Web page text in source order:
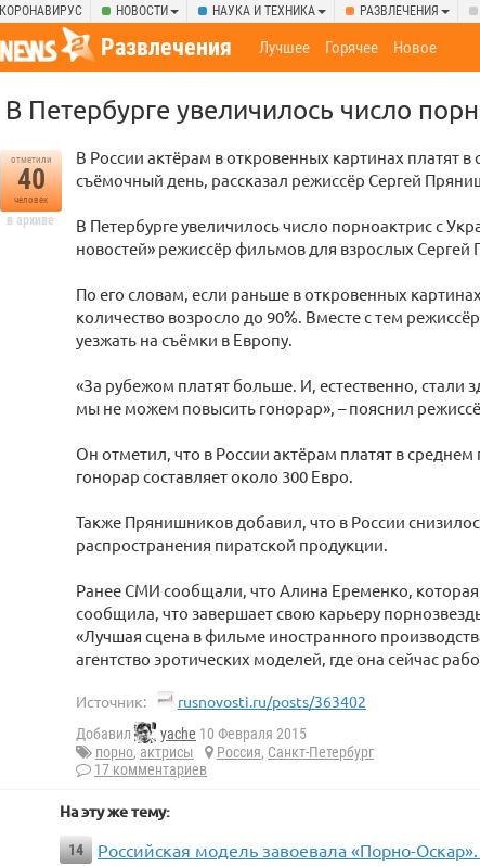
КОРОНАВИРУС НОВОСТИ НАУКА И ТЕХНИКА РАЗВЛЕЧЕНИЯ
Развлечения Лучшее Горячее Новое
В Петербурге увеличилось число
отметили
40
человек
в архиве
В России актёрам в откровенных картинах платят
съёмочный день, рассказал режиссёр Сергей
В Петербурге увеличилось число порноактрис с
новостей» режиссёр фильмов для взрослых
По его словам, если раньше в откровенных
количество возросло до 90%. Вместе с тем
уезжать на съёмки в Европу.
«За рубежом платят больше. И, естественно, стали
мы не можем повысить гонорар», – пояснил
Он отметил, что в России актёрам платят в
гонорар составляет около 300 Евро.
Также Прянишников добавил, что в России
распространения пиратской продукции.
Ранее СМИ сообщали, что Алина Еременко,
сообщила, что завершает свою карьеру
«Лучшая сцена в фильме иностранного
агентство эротических моделей, где она сейчас
Источник: rusnovosti.ru/posts/363402
Добавил yache 10 Февраля 2015
порно, актрисы Россия, Санкт-Петербург
17 комментариев
На эту же тему:
14 Российская модель завоевала «Порно-